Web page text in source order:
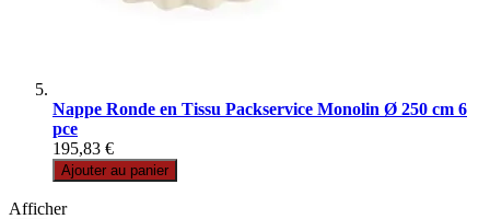
Nappe Ronde en Tissu Packservice Monolin Ø 250 cm 6
pce
195,83 €
Ajouter au panier
Afficher